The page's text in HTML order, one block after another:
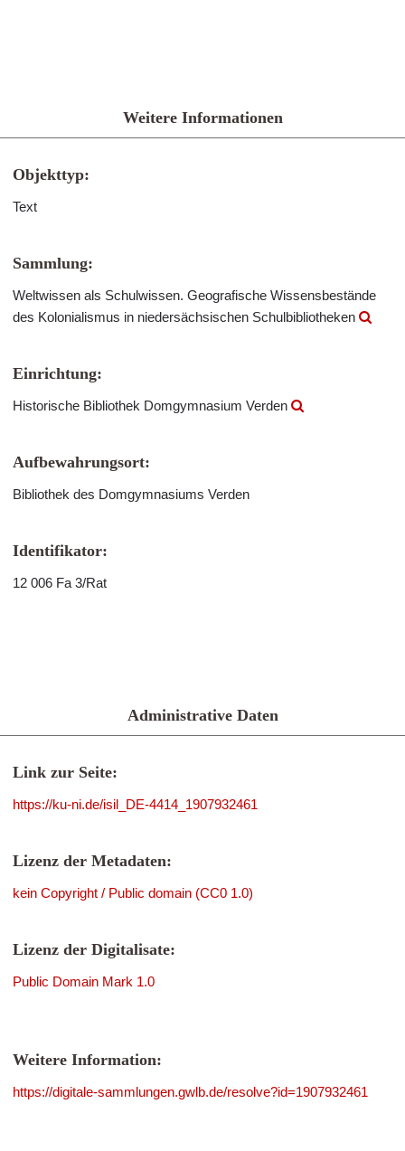
Weitere Informationen
Objekttyp:
Text
Sammlung:
Weltwissen als Schulwissen. Geografische Wissensbestände
des Kolonialismus in niedersächsischen Schulbibliotheken
Einrichtung:
Historische Bibliothek Domgymnasium Verden
Aufbewahrungsort:
Bibliothek des Domgymnasiums Verden
Identifikator:
12 006 Fa 3/Rat
Administrative Daten
Link zur Seite:
https://ku-ni.de/isil_DE-4414_1907932461
Lizenz der Metadaten:
kein Copyright / Public domain (CC0 1.0)
Lizenz der Digitalisate:
Public Domain Mark 1.0
Weitere Information:
https://digitale-sammlungen.gwlb.de/resolve?id=1907932461